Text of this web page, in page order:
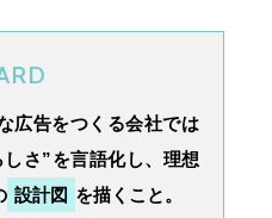
広告をつくる会社では
さ”を言語化し、理想
設計図 を描くこと。